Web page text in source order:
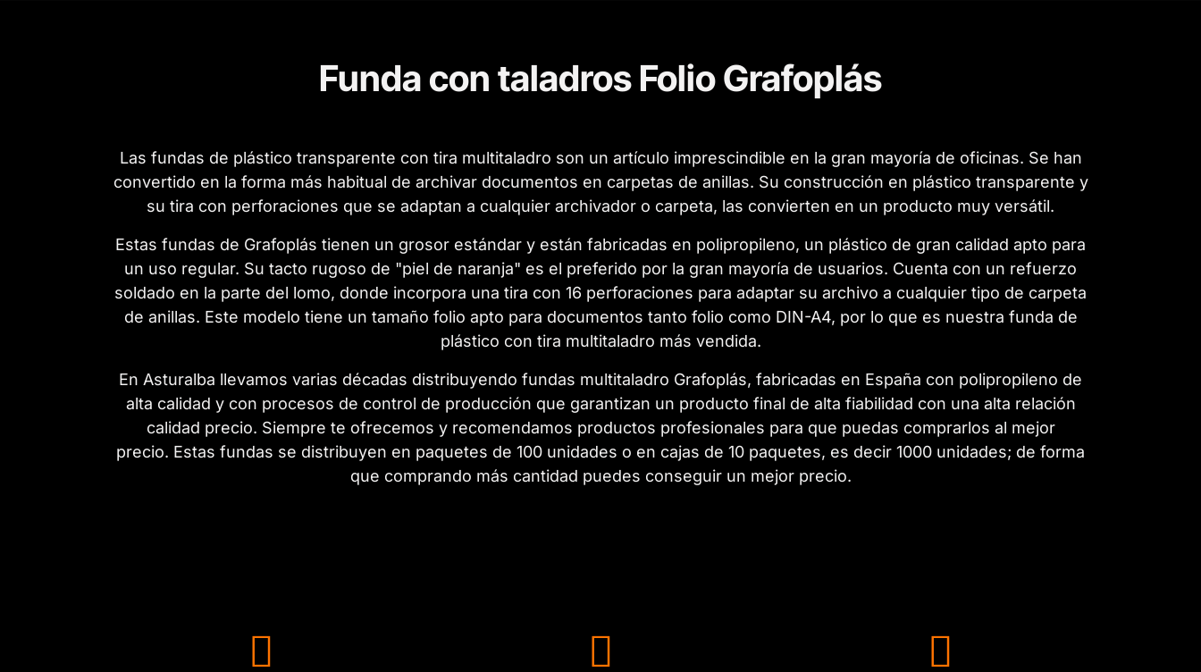
Funda con taladros Folio Grafoplás
Las fundas de plástico transparente con tira multitaladro son un artículo imprescindible en la gran mayoría de oficinas. Se han
convertido en la forma más habitual de archivar documentos en carpetas de anillas. Su construcción en plástico transparente y
su tira con perforaciones que se adaptan a cualquier archivador o carpeta, las convierten en un producto muy versátil.
Estas fundas de Grafoplás tienen un grosor estándar y están fabricadas en polipropileno, un plástico de gran calidad apto para
un uso regular. Su tacto rugoso de "piel de naranja" es el preferido por la gran mayoría de usuarios. Cuenta con un refuerzo
soldado en la parte del lomo, donde incorpora una tira con 16 perforaciones para adaptar su archivo a cualquier tipo de carpeta
de anillas. Este modelo tiene un tamaño folio apto para documentos tanto folio como DIN-A4, por lo que es nuestra funda de
plástico con tira multitaladro más vendida.
En Asturalba llevamos varias décadas distribuyendo fundas multitaladro Grafoplás, fabricadas en España con polipropileno de
alta calidad y con procesos de control de producción que garantizan un producto final de alta fiabilidad con una alta relación
calidad precio. Siempre te ofrecemos y recomendamos productos profesionales para que puedas comprarlos al mejor
precio. Estas fundas se distribuyen en paquetes de 100 unidades o en cajas de 10 paquetes, es decir 1000 unidades; de forma
que comprando más cantidad puedes conseguir un mejor precio.